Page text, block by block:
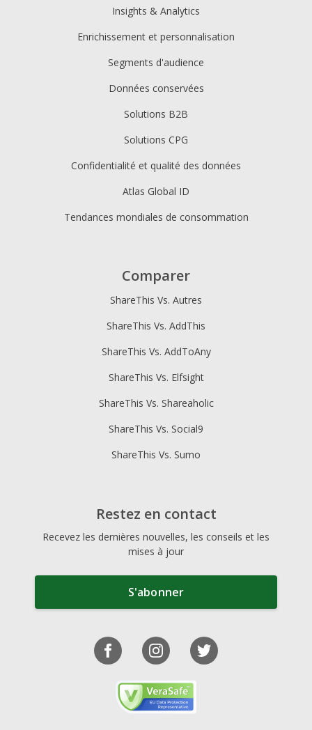
Insights & Analytics
Enrichissement et personnalisation
Segments d'audience
Données conservées
Solutions B2B
Solutions CPG
Confidentialité et qualité des données
Atlas Global ID
Tendances mondiales de consommation
Comparer
ShareThis Vs. Autres
ShareThis Vs. AddThis
ShareThis Vs. AddToAny
ShareThis Vs. Elfsight
ShareThis Vs. Shareaholic
ShareThis Vs. Social9
ShareThis Vs. Sumo
Restez en contact
Recevez les dernières nouvelles, les conseils et les
mises à jour
S'abonner